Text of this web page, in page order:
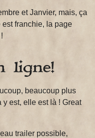
et Janvier, mais, ça
franchie, la page
ligne!
beaucoup plus
y est, elle est là ! Great
trailer possible,